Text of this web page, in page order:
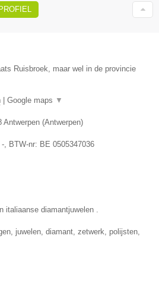
Ruisbroek, maar wel in de provincie
Google maps ▼
Antwerpen (Antwerpen)
-, BTW-nr: BE 0505347036
italiaanse diamantjuwelen .
juwelen, diamant, zetwerk, polijsten,